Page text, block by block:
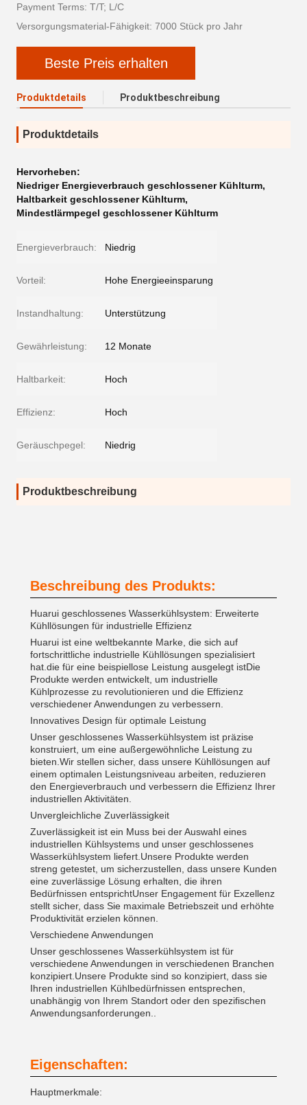
Payment Terms: T/T; L/C
Versorgungsmaterial-Fähigkeit: 7000 Stück pro Jahr
Beste Preis erhalten
Produktdetails Produktbeschreibung
Produktdetails
Hervorheben:
Niedriger Energieverbrauch geschlossener Kühlturm,
Haltbarkeit geschlossener Kühlturm,
Mindestlärmpegel geschlossener Kühlturm
Energieverbrauch: Niedrig
Vorteil: Hohe Energieeinsparung
Instandhaltung: Unterstützung
Gewährleistung: 12 Monate
Haltbarkeit: Hoch
Effizienz: Hoch
Geräuschpegel: Niedrig
Produktbeschreibung
Beschreibung des Produkts:
Huarui geschlossenes Wasserkühlsystem: Erweiterte
Kühllösungen für industrielle Effizienz
Huarui ist eine weltbekannte Marke, die sich auf
fortschrittliche industrielle Kühllösungen spezialisiert
hat.die für eine beispiellose Leistung ausgelegt istDie
Produkte werden entwickelt, um industrielle
Kühlprozesse zu revolutionieren und die Effizienz
verschiedener Anwendungen zu verbessern.
Innovatives Design für optimale Leistung
Unser geschlossenes Wasserkühlsystem ist präzise
konstruiert, um eine außergewöhnliche Leistung zu
bieten.Wir stellen sicher, dass unsere Kühllösungen auf
einem optimalen Leistungsniveau arbeiten, reduzieren
den Energieverbrauch und verbessern die Effizienz Ihrer
industriellen Aktivitäten.
Unvergleichliche Zuverlässigkeit
Zuverlässigkeit ist ein Muss bei der Auswahl eines
industriellen Kühlsystems und unser geschlossenes
Wasserkühlsystem liefert.Unsere Produkte werden
streng getestet, um sicherzustellen, dass unsere Kunden
eine zuverlässige Lösung erhalten, die ihren
Bedürfnissen entsprichtUnser Engagement für Exzellenz
stellt sicher, dass Sie maximale Betriebszeit und erhöhte
Produktivität erzielen können.
Verschiedene Anwendungen
Unser geschlossenes Wasserkühlsystem ist für
verschiedene Anwendungen in verschiedenen Branchen
konzipiert.Unsere Produkte sind so konzipiert, dass sie
Ihren industriellen Kühlbedürfnissen entsprechen,
unabhängig von Ihrem Standort oder den spezifischen
Anwendungsanforderungen..
Eigenschaften:
Hauptmerkmale: